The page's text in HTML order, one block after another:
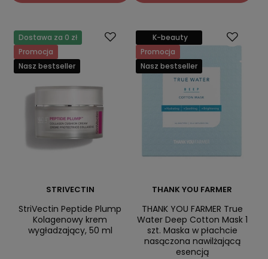
Dostawa za 0 zł
Promocja
Nasz bestseller
STRIVECTIN
StriVectin Peptide Plump
Kolagenowy krem
wygładzający, 50 ml
K-beauty
Promocja
Nasz bestseller
THANK YOU FARMER
THANK YOU FARMER True
Water Deep Cotton Mask 1
szt. Maska w płachcie
nasączona nawilżającą
esencją